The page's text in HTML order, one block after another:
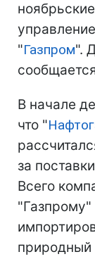
"Газпром".
В начале
что "
за
Всего
природный